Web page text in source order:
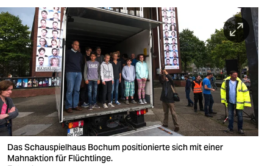
sport
berlin
nord
wahrheit
verlag
verlag
Das Schauspielhaus Bochum positionierte sich mit einer
Mahnaktion für Flüchtlinge.